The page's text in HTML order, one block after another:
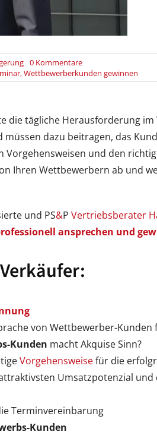
0 Kommentareon
Training
für
und
in
Handelsunternehmen
,Wettbewerberkunden gewinnen
die tägliche Herausforderung
dazu beitragen, das
und den
Ihren Wettbewerbern ab und
und PS&P Vertriebsberater
ansprechen und
von Wettbewerber-Kunden
Kunden macht Akquise Sinn?
Vorgehensweisefür die
Umsatzpotenzial
Terminvereinbarung
Kunden